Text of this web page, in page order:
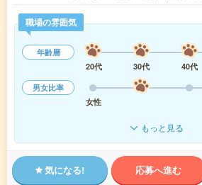
職場の雰囲気
年齢層
20代
30代 40代
男女比率
女性
もっと見る
気になる! 応募へ進む